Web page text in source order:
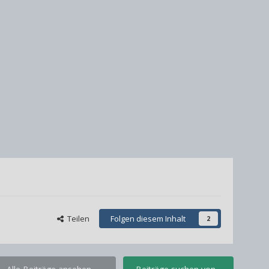
Teilen Folgen diesem Inhalt 2